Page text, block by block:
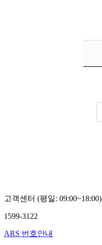
고객센터 (평일: 09:00~18:00)
1599-3122
ARS 번호안내